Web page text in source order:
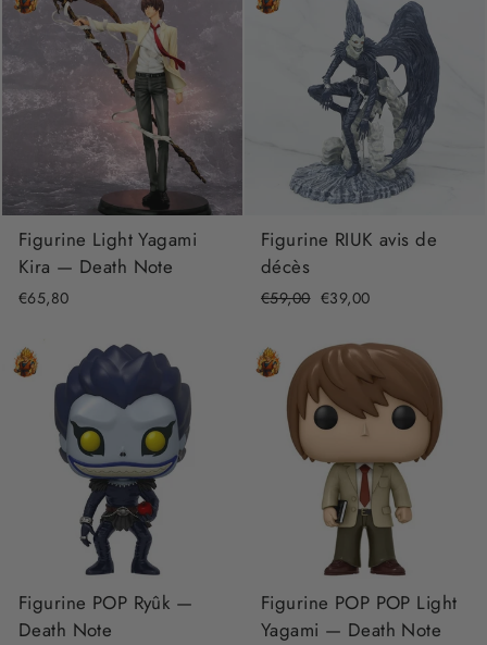
Figurine Light Yagami
Kira — Death Note
€65,80
Figurine RIUK avis de
décès
Precio
€59,00 Precio
oferta
€39,00
Figurine POP Ryûk —
Death Note
Figurine POP POP Light
Yagami — Death Note